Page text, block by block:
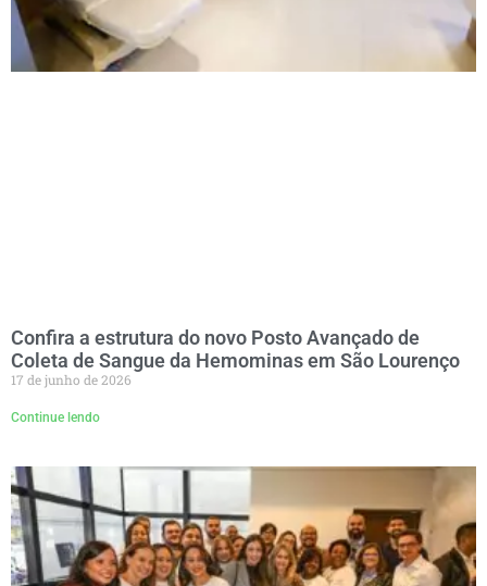
Confira a estrutura do novo Posto Avançado de
Coleta de Sangue da Hemominas em São Lourenço
17 de junho de 2026
Continue lendo